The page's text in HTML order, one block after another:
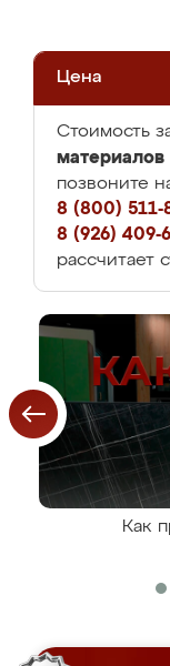
Цена
Стоимость
материалов
позвоните
8 (800) 511-
8 (926) 409-
рассчитает
Как